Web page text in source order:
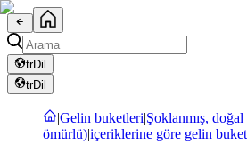
trDil
trDil
|Gelin buketleri|Şoklanmış,
ömürlü)|içeriklerine göre gelin